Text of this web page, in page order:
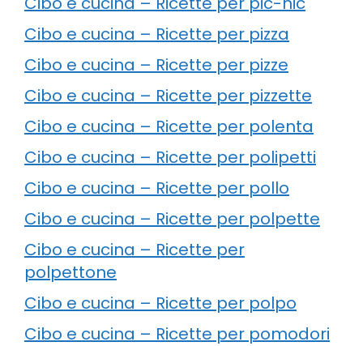
Cibo e cucina – Ricette per pizza
Cibo e cucina – Ricette per pizze
Cibo e cucina – Ricette per pizzette
Cibo e cucina – Ricette per polenta
Cibo e cucina – Ricette per polipetti
Cibo e cucina – Ricette per pollo
Cibo e cucina – Ricette per polpette
Cibo e cucina – Ricette per
polpettone
Cibo e cucina – Ricette per polpo
Cibo e cucina – Ricette per pomodori